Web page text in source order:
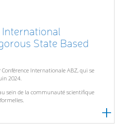
State Based
Internationale ABZ, qui se
2024.
sein de la communauté scientifique